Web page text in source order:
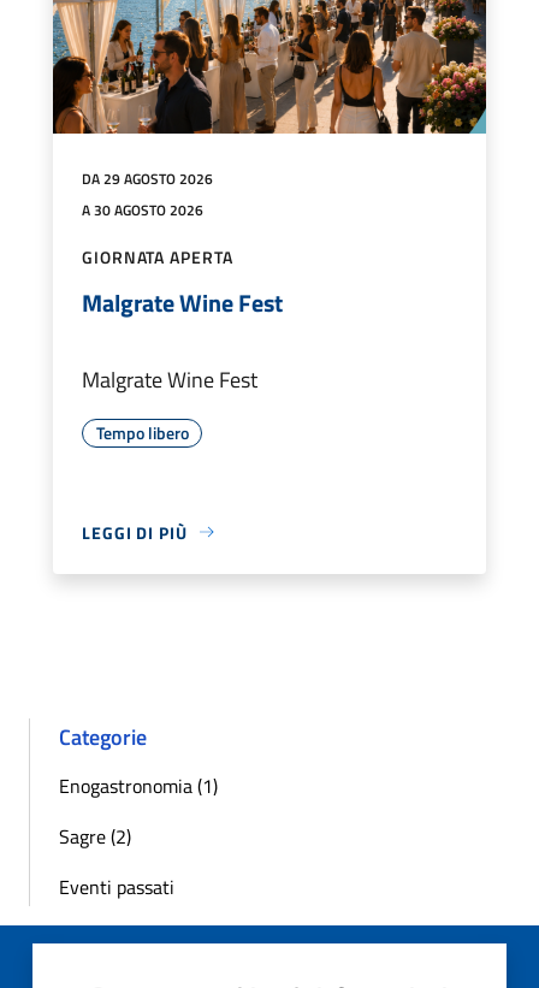
DA 29 AGOSTO 2026
A 30 AGOSTO 2026
GIORNATA APERTA
Malgrate Wine Fest
Malgrate Wine Fest
Tempo libero
LEGGI DI PIÙ
Categorie
Enogastronomia (1)
Sagre (2)
Eventi passati